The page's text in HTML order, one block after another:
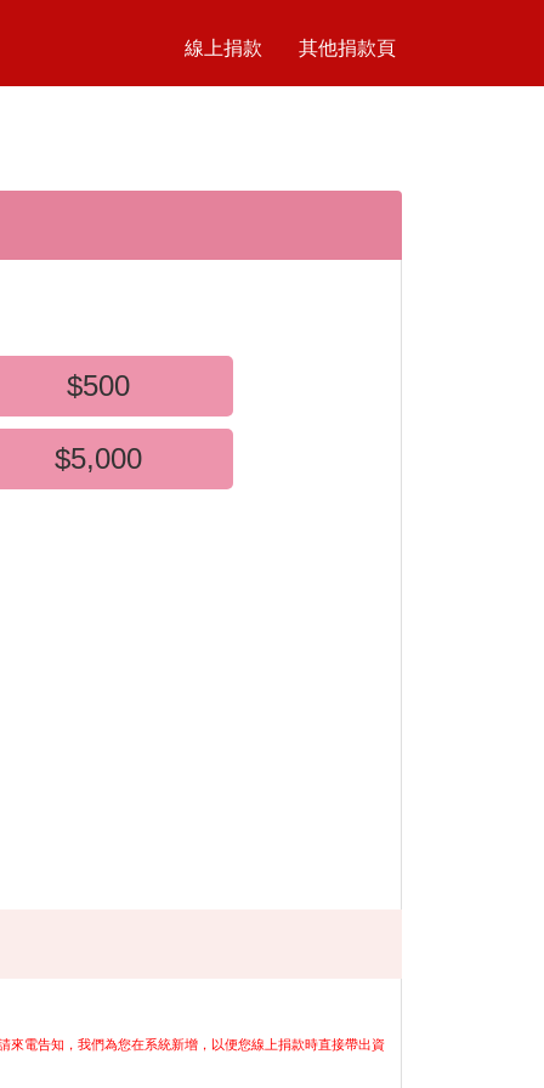
線上捐款 其他捐款頁
$500
$5,000
電告知，我們為您在系統新增，以便您線上捐款時直接帶出資